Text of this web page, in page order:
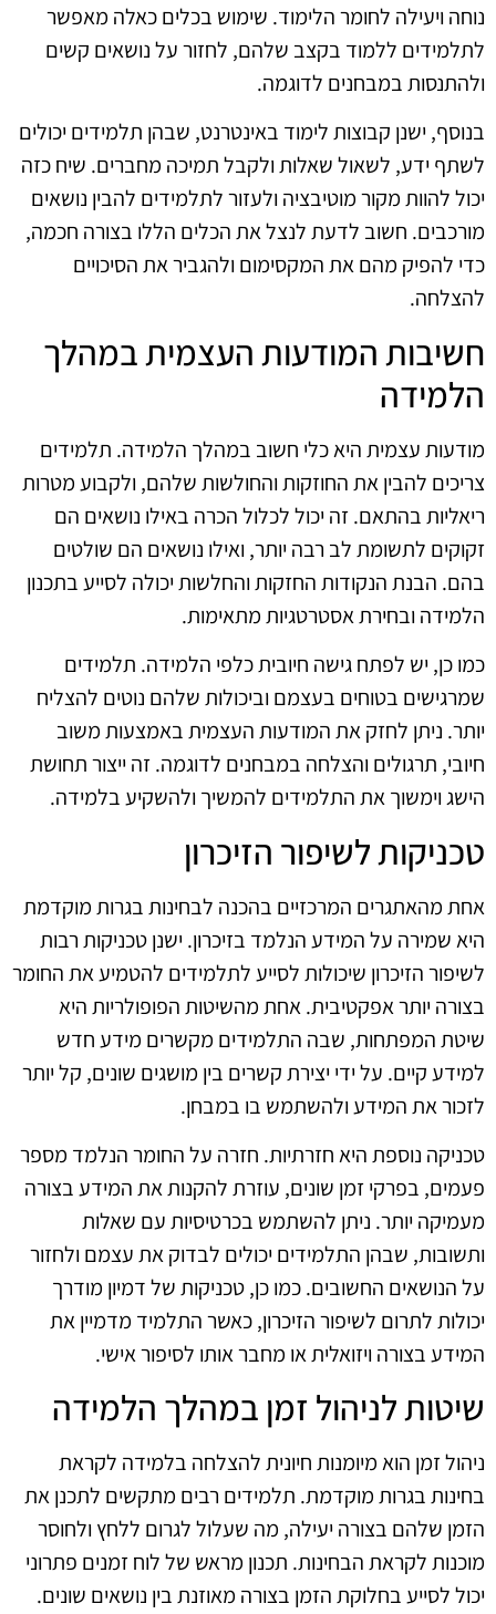
נוחה ויעילה לחומר הלימוד. שימוש בכלים כאלה מאפשר
לתלמידים ללמוד בקצב שלהם, לחזור על נושאים קשים
ולהתנסות במבחנים לדוגמה.
בנוסף, ישנן קבוצות לימוד באינטרנט, שבהן תלמידים יכולים
לשתף ידע, לשאול שאלות ולקבל תמיכה מחברים. שיח כזה
יכול להוות מקור מוטיבציה ולעזור לתלמידים להבין נושאים
מורכבים. חשוב לדעת לנצל את הכלים הללו בצורה חכמה,
כדי להפיק מהם את המקסימום ולהגביר את הסיכויים
להצלחה.
חשיבות המודעות העצמית במהלך
הלמידה
מודעות עצמית היא כלי חשוב במהלך הלמידה. תלמידים
צריכים להבין את החוזקות והחולשות שלהם, ולקבוע מטרות
ריאליות בהתאם. זה יכול לכלול הכרה באילו נושאים הם
זקוקים לתשומת לב רבה יותר, ואילו נושאים הם שולטים
בהם. הבנת הנקודות החזקות והחלשות יכולה לסייע בתכנון
הלמידה ובחירת אסטרטגיות מתאימות.
כמו כן, יש לפתח גישה חיובית כלפי הלמידה. תלמידים
שמרגישים בטוחים בעצמם וביכולות שלהם נוטים להצליח
יותר. ניתן לחזק את המודעות העצמית באמצעות משוב
חיובי, תרגולים והצלחה במבחנים לדוגמה. זה ייצור תחושת
הישג וימשוך את התלמידים להמשיך ולהשקיע בלמידה.
טכניקות לשיפור הזיכרון
אחת מהאתגרים המרכזיים בהכנה לבחינות בגרות מוקדמת
היא שמירה על המידע הנלמד בזיכרון. ישנן טכניקות רבות
לשיפור הזיכרון שיכולות לסייע לתלמידים להטמיע את החומר
בצורה יותר אפקטיבית. אחת מהשיטות הפופולריות היא
שיטת המפתחות, שבה התלמידים מקשרים מידע חדש
למידע קיים. על ידי יצירת קשרים בין מושגים שונים, קל יותר
לזכור את המידע ולהשתמש בו במבחן.
טכניקה נוספת היא חזרתיות. חזרה על החומר הנלמד מספר
פעמים, בפרקי זמן שונים, עוזרת להקנות את המידע בצורה
מעמיקה יותר. ניתן להשתמש בכרטיסיות עם שאלות
ותשובות, שבהן התלמידים יכולים לבדוק את עצמם ולחזור
על הנושאים החשובים. כמו כן, טכניקות של דמיון מודרך
יכולות לתרום לשיפור הזיכרון, כאשר התלמיד מדמיין את
המידע בצורה ויזואלית או מחבר אותו לסיפור אישי.
שיטות לניהול זמן במהלך הלמידה
ניהול זמן הוא מיומנות חיונית להצלחה בלמידה לקראת
בחינות בגרות מוקדמת. תלמידים רבים מתקשים לתכנן את
הזמן שלהם בצורה יעילה, מה שעלול לגרום ללחץ ולחוסר
מוכנות לקראת הבחינות. תכנון מראש של לוח זמנים פתרוני
יכול לסייע בחלוקת הזמן בצורה מאוזנת בין נושאים שונים.